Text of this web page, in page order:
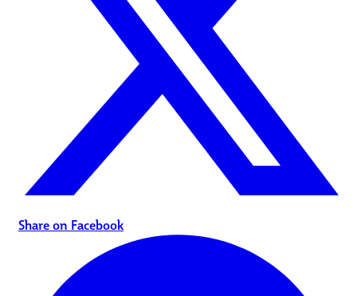
Share on Facebook